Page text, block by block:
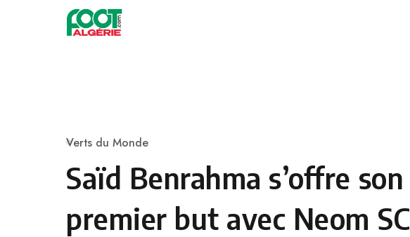
Skip to content
Category
Verts du Monde
Saïd Benrahma s’offre son
premier but avec Neom SC